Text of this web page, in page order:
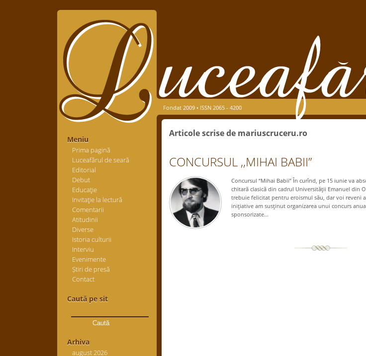
Meniu
Prima pagină
Luceafărul de seară
Editorial
Debut
Educaţie
Invitaţie la lectură
Comentarii
Atitudinii
Diverse
Istoria culturii
Interviu
Evenimente
Știri de presă
Contact
Caută pe sit
după:
Arhiva
august 2026
Fondat 2009 • ISSN 2065 - 4200
Articole scrise de mariuscruceru.ro
CONCURSUL ,,MIHAI BABII”
Concursul “Mihai Babii” În curînd, pe 15 iunie va
chitară clasică din cadrul Universităţii Emanuel din
trebuie felicitat pentru eroismul său, dar voi reveni
iniţiative am susţinut organizarea unui concurs
sponsorizate...